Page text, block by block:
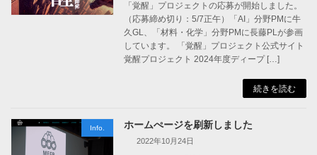
「覚醒」プロジェクトの応募が開始しました。
（応募締め切り：5/7正午）「AI」分野PMに牛
久GL、「材料・化学」分野PMに長藤PLが参画
しています。 「覚醒」プロジェクト公式サイト
覚醒プロジェクト 2024年度ディープ […]
続きを読む
Info. ホームぺージを刷新しました
2022年10月24日